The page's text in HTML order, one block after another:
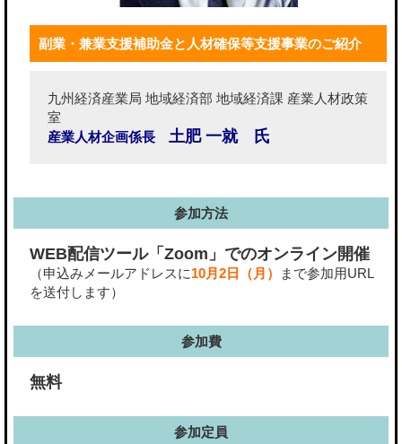
副業・兼業支援補助金と人材確保等支援事業のご紹介
九州経済産業局 地域経済部 地域経済課 産業人材政策
室
産業人材企画係長 土肥 一就 氏
参加方法
WEB配信ツール「Zoom」でのオンライン開催
（申込みメールアドレスに10月2日（月）
まで参加用URL
を送付します）
参加費
無料
参加定員